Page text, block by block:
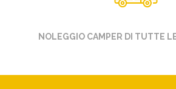
NOLEGGIO CAMPER DI TUTTE